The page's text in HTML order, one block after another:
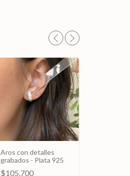
Aros con detalles
grabados - Plata 925
$105.700